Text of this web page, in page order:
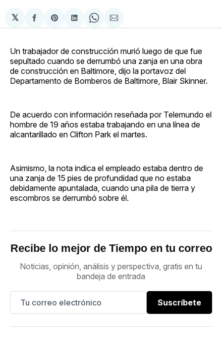
𝕏
Compartir
en
Share
on
Compartir
en
Share
on
Compartir
via
Un trabajador de construcción murió luego de que fue
sepultado cuando se derrumbó una zanja en una obra
de construcción en Baltimore, dijo la portavoz del
Departamento de Bomberos de Baltimore, Blair Skinner.
De acuerdo con información reseñada por Telemundo el
hombre de 19 años estaba trabajando en una línea de
alcantarillado en Clifton Park el martes.
Asimismo, la nota indica el empleado estaba dentro de
una zanja de 15 pies de profundidad que no estaba
debidamente apuntalada, cuando una pila de tierra y
escombros se derrumbó sobre él.
Recibe lo mejor de Tiempo en tu correo
Noticias, opinión, análisis y perspectiva, gratis en tu
bandeja de entrada
Suscríbete